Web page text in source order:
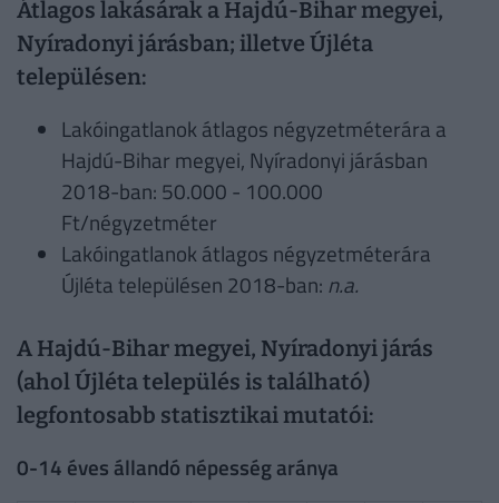
Átlagos lakásárak a Hajdú-Bihar megyei,
Nyíradonyi járásban; illetve Újléta
településen:
Lakóingatlanok átlagos négyzetméterára a
Hajdú-Bihar megyei, Nyíradonyi járásban
2018-ban: 50.000 - 100.000
Ft/négyzetméter
Lakóingatlanok átlagos négyzetméterára
Újléta településen 2018-ban: n.a.
A Hajdú-Bihar megyei, Nyíradonyi járás
(ahol Újléta település is található)
legfontosabb statisztikai mutatói:
0-14 éves állandó népesség aránya